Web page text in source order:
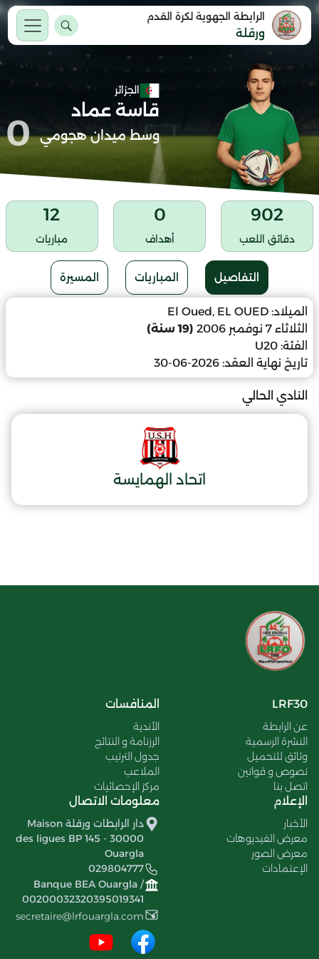
الرابطة الجهوية لكرة القدم
ورقلة
الجزائر
قاسة عماد
وسط ميدان هجومي 0
902
دقائق اللعب
0
أهداف
12
مباريات
التفاصيل المباريات المسيرة
الميلاد: El Oued, EL OUED
الثلاثاء 7 نوفمبر 2006
(19 سنة)
الفئة: U20
تاريخ نهاية العقد: 2026-06-30
النادي الحالي
اتحاد الهمايسة
LRF30
عن الرابطة
النشرة الرسمية
وثائق للتحميل
نصوص و قوانين
اتصل بنا
المنافسات
الأندية
الرزنامة و النتائج
جدول الترتيب
الملاعب
مركز الإحصائيات
الإعلام
الأخبار
معرض الفيديوهات
معرض الصور
الإعتمادات
معلومات الاتصال
دار الرابطات ورقلة Maison
des ligues BP 145 - 30000
Ouargla
029804777
Banque BEA Ouargla /
00200032320395019341
secretaire@lrfouargla.com